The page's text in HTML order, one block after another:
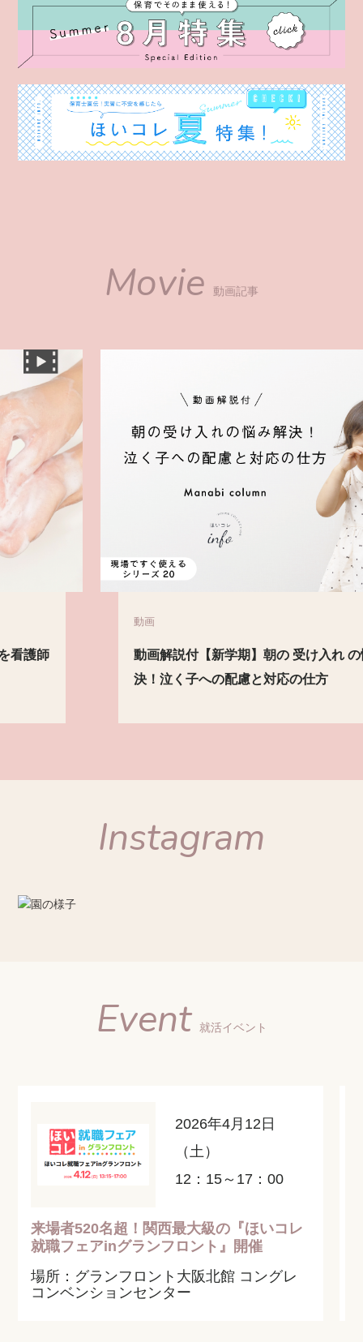
Movie 動画記事
動画解説付【新学期】朝の 受け入れ の悩み解
決！泣く子への配慮と対応の仕方
Instagram
Event 就活イベント
2026年4月12日
（土）
12：15～17：00
来場者520名超！関西最大級の『ほいコレ
就職フェアinグランフロント』開催
場所：グランフロント大阪北館 コングレ
コンベンションセンター